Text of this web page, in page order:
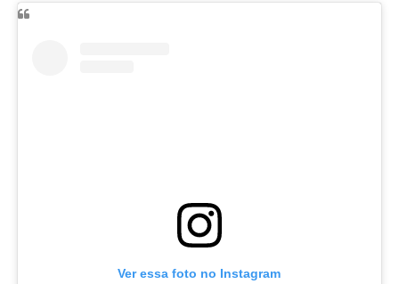
Ver essa foto no Instagram